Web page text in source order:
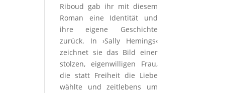
Riboud gab ihr mit diesem
Roman eine Identität und
ihre eigene Geschichte
zurück. In ›Sally Hemings‹
zeichnet sie das Bild einer
stolzen, eigenwilligen Frau,
die statt Freiheit die Liebe
wählte und zeitlebens um